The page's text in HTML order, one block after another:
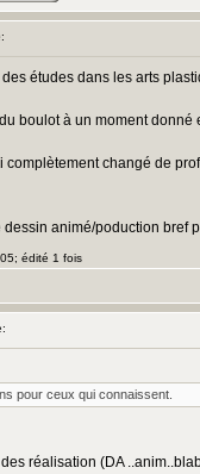
études dans les arts
boulot à un moment
changé de
animé/poduction bref
édité 1 fois
pour ceux qui connaissent.
réalisation (DA